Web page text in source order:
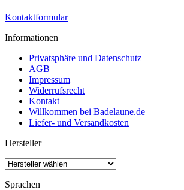
Kontaktformular
Informationen
Privatsphäre und Datenschutz
AGB
Impressum
Widerrufsrecht
Kontakt
Willkommen bei Badelaune.de
Liefer- und Versandkosten
Hersteller
Sprachen